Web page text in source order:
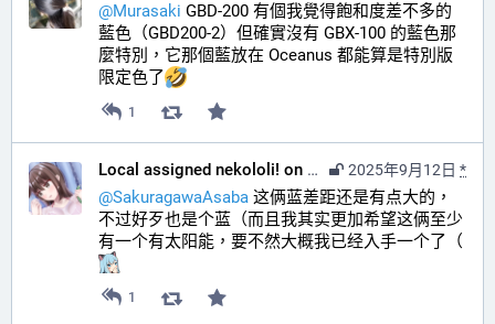
@Murasaki GBD-200 有個我覺得飽和度差不多的
藍色（GBD200-2）但確實沒有 GBX-100 的藍色那
麼特別，它那個藍放在 Oceanus 都能算是特別版
限定色了
1
2025年9月12日 *
Local assigned nekololi! on your timeline :nacholook:
@SakuragawaAsaba 这俩蓝差距还是有点大的，
不过好歹也是个蓝（而且我其实更加希望这俩至少
1